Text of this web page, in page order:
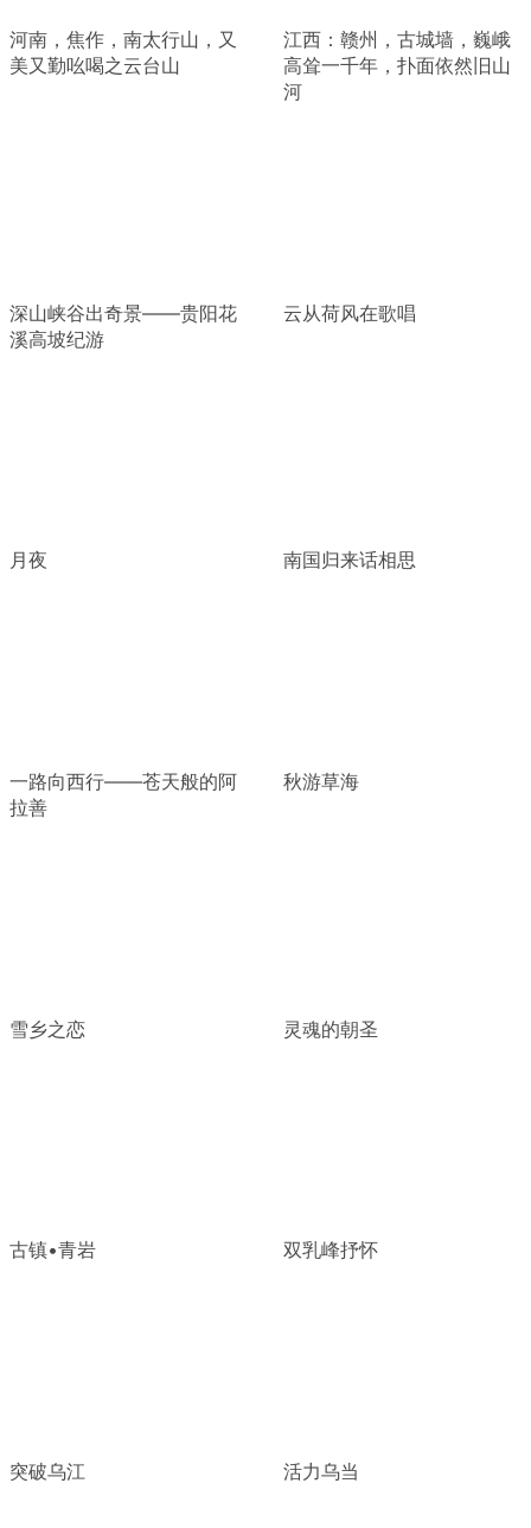
河南，焦作，南太行山，又
美又勤吆喝之云台山
江西：赣州，古城墙，巍峨
高耸一千年，扑面依然旧山
河
深山峡谷出奇景——贵阳花
溪高坡纪游
云从荷风在歌唱
月夜 南国归来话相思
一路向西行——苍天般的阿
拉善
秋游草海
雪乡之恋 灵魂的朝圣
古镇•青岩 双乳峰抒怀
突破乌江 活力乌当